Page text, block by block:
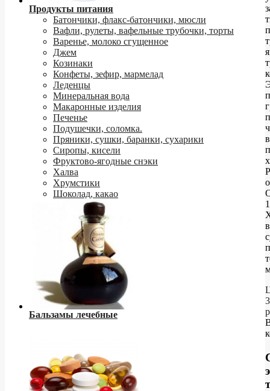
Продукты питания
Батончики, флакс-батончики, мюсли
Вафли, рулеты, вафельные трубочки, торты
Варенье, молоко сгущенное
Джем
Козинаки
Конфеты, зефир, мармелад
Леденцы
Минеральная вода
Макаронные изделия
Печенье
Подушечки, соломка.
Пряники, сушки, баранки, сухарики
Сиропы, кисели
Фруктово-ягодные снэки
Халва
Хрумстики
Шоколад, какао
Бальзамы лечебные
в